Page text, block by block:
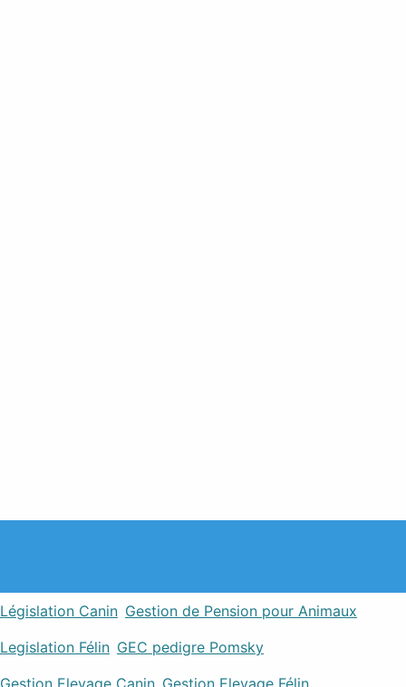
Législation Canin Gestion de Pension pour Animaux
Legislation Félin GEC pedigre Pomsky
Gestion Elevage Canin Gestion Elevage Félin